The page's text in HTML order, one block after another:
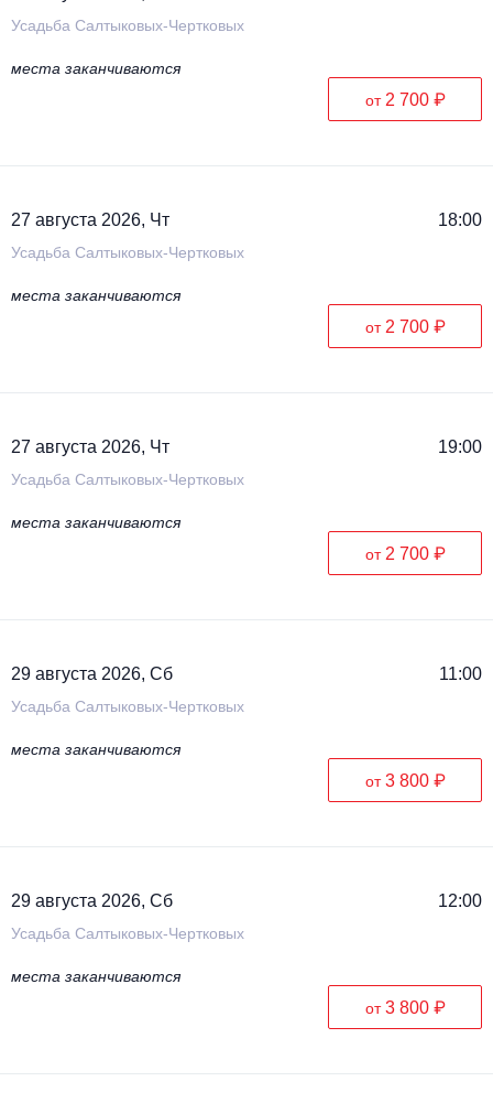
Усадьба Салтыковых-Чертковых
места заканчиваются
от 2 700 ₽
27 августа 2026, Чт 18:00
Усадьба Салтыковых-Чертковых
места заканчиваются
от 2 700 ₽
27 августа 2026, Чт 19:00
Усадьба Салтыковых-Чертковых
места заканчиваются
от 2 700 ₽
29 августа 2026, Сб 11:00
Усадьба Салтыковых-Чертковых
места заканчиваются
от3 800 ₽
29 августа 2026, Сб 12:00
Усадьба Салтыковых-Чертковых
места заканчиваются
от3 800 ₽